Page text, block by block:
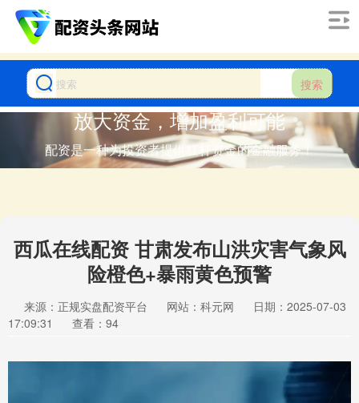
搜索
放大资金，增加盈利可能
配资是一种为投资者提供杠杆资金的金融服务！
西瓜在线配资 甘肃发布山洪灾害气象风
险橙色+暴雨黄色预警
来源：正规实盘配资平台 网站：科元网
日期：2025-07-03
17:09:31
查看：94